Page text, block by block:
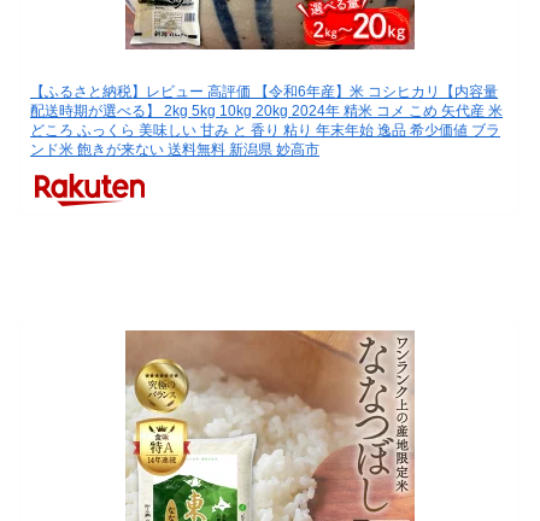
【ふるさと納税】レビュー 高評価 【令和6年産】米 コシヒカリ【内容量
配送時期が選べる】 2kg 5kg 10kg 20kg 2024年 精米 コメ こめ 矢代産 米
どころ ふっくら 美味しい 甘み と 香り 粘り 年末年始 逸品 希少価値 ブラ
ンド米 飽きが来ない 送料無料 新潟県 妙高市